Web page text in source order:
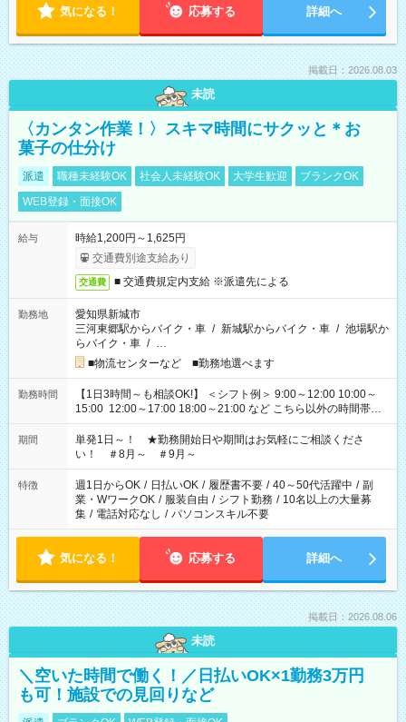
気になる！ 応募する 詳細へ
掲載日：2026.08.03
未読
〈カンタン作業！〉スキマ時間にサクッと＊お
菓子の仕分け
派遣 職種未経験OK 社会人未経験OK 大学生歓迎
ブランクOK
WEB登録・面接OK
給与
時給1,200円～1,625円
交通費別途支給あり
交通費 ■ 交通費規定内支給 ※派遣先による
勤務地
愛知県新城市
三河東郷駅からバイク・車 / 新城駅からバイク・車 / 池場駅か
らバイク・車 / …
■物流センターなど ■勤務地選べます
勤務時間
【1日3時間～も相談OK!】 ＜シフト例＞ 9:00～12:00 10:00～
15:00 12:00～17:00 18:00～21:00 など こちら以外の時間帯も
お気軽にご相談ください！
期間
単発1日～！ ★勤務開始日や期間はお気軽にご相談くださ
い！ ＃8月～ ＃9月～
特徴 週1日からOK / 日払いOK / 履歴書不要 / 40～50代活躍中 / 副
業・WワークOK / 服装自由 / シフト勤務 / 10名以上の大量募
集 / 電話対応なし / パソコンスキル不要
気になる！ 応募する 詳細へ
掲載日：2026.08.06
未読
＼空いた時間で働く！／日払いOK×1勤務3万円
も可！施設での見回りなど